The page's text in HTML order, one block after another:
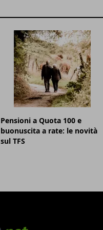
Pensioni a Quota 100 e
buonuscita a rate: le novità
sul TFS